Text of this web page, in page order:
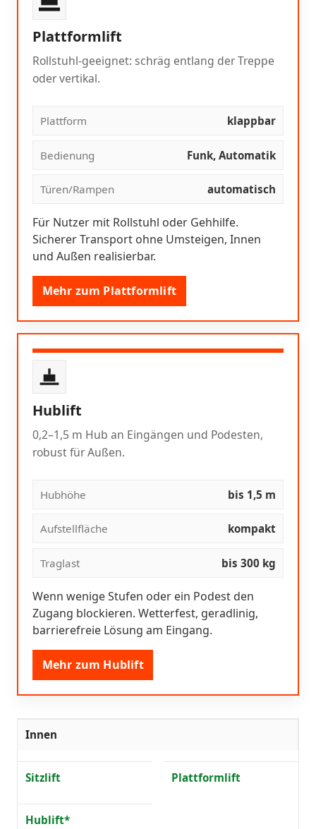
Plattformlift
Rollstuhl-geeignet: schräg entlang der Treppe
oder vertikal.
Plattform klappbar
Bedienung Funk, Automatik
Türen/Rampen automatisch
Für Nutzer mit Rollstuhl oder Gehhilfe.
Sicherer Transport ohne Umsteigen, Innen
und Außen realisierbar.
Mehr zum Plattformlift
Hublift
0,2–1,5 m Hub an Eingängen und Podesten,
robust für Außen.
Hubhöhe bis 1,5 m
Aufstellfläche kompakt
Traglast bis 300 kg
Wenn wenige Stufen oder ein Podest den
Zugang blockieren. Wetterfest, geradlinig,
barrierefreie Lösung am Eingang.
Mehr zum Hublift
Innen
Sitzlift Plattformlift
Hublift*